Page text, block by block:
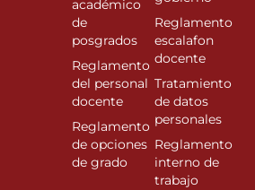
académico
de
posgrados
Reglamento
del personal
docente
Reglamento
de opciones
de grado
Reglamento
escalafon
docente
Tratamiento
de datos
personales
Reglamento
interno de
trabajo